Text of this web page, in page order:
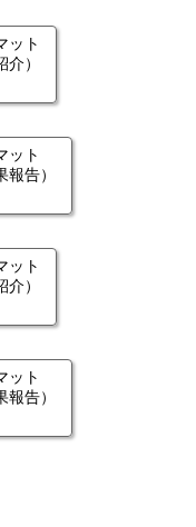
ット
）
ット
報告）
ット
）
ット
報告）